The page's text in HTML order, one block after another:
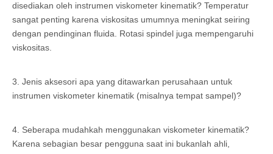
disediakan oleh instrumen viskometer kinematik? Temperatur
sangat penting karena viskositas umumnya meningkat seiring
dengan pendinginan fluida. Rotasi spindel juga mempengaruhi
viskositas.
3. Jenis aksesori apa yang ditawarkan perusahaan untuk
instrumen viskometer kinematik (misalnya tempat sampel)?
4. Seberapa mudahkah menggunakan viskometer kinematik?
Karena sebagian besar pengguna saat ini bukanlah ahli,